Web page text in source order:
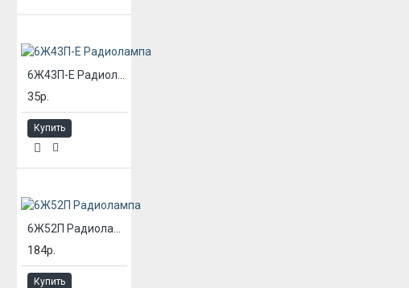
35р.
Купить
184р.
Купить